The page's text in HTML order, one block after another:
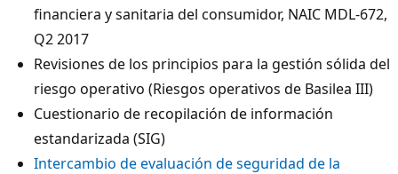
financiera y sanitaria del consumidor, NAIC MDL-672,
Q2 2017
Revisiones de los principios para la gestión sólida del
riesgo operativo (Riesgos operativos de Basilea III)
Cuestionario de recopilación de información
estandarizada (SIG)
Intercambio de evaluación de seguridad de la